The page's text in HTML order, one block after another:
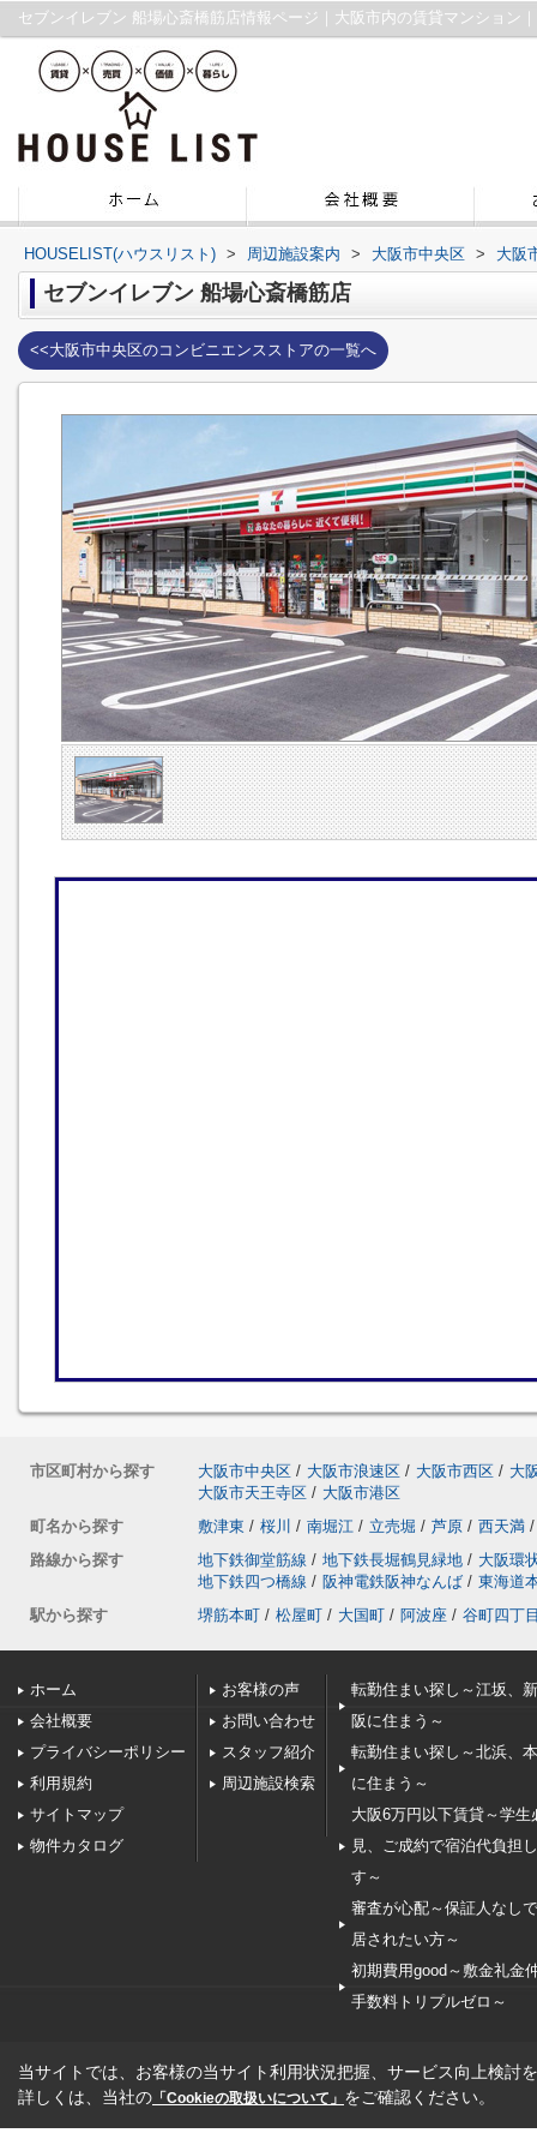
セブンイレブン 船場心斎橋筋店情報ページ｜大阪市内の賃貸マンション
HOUSELIST(ハウスリスト) > 周辺施設案内 > 大阪市中央区 > 大阪
セブンイレブン 船場心斎橋筋店
<<大阪市中央区のコンビニエンスストアの一覧へ
市区町村から探す 大阪市中央区 / 大阪市浪速区 / 大阪市西区 / 大
大阪市天王寺区 / 大阪市港区
町名から探す
敷津東 / 桜川 / 南堀江 / 立売堀 / 芦原 / 西天満 /
路線から探す
地下鉄御堂筋線 / 地下鉄長堀鶴見緑地 / 大阪環
地下鉄四つ橋線 / 阪神電鉄阪神なんば / 東海道
駅から探す
堺筋本町 / 松屋町 / 大国町 / 阿波座 / 谷町四丁
ホーム
会社概要
プライバシーポリシー
利用規約
サイトマップ
物件カタログ
お客様の声
お問い合わせ
スタッフ紹介
周辺施設検索
転勤住まい探し～江坂、
阪に住まう～
転勤住まい探し～北浜、
に住まう～
大阪6万円以下賃貸～学生
見、ご成約で宿泊代負担
す～
審査が心配～保証人なし
居されたい方～
初期費用good～敷金礼金
手数料トリプルゼロ～
当サイトでは、お客様の当サイト利用状況把握、サービス向上検討
詳しくは、当社の 「Cookieの取扱いについて」 をご確認ください。